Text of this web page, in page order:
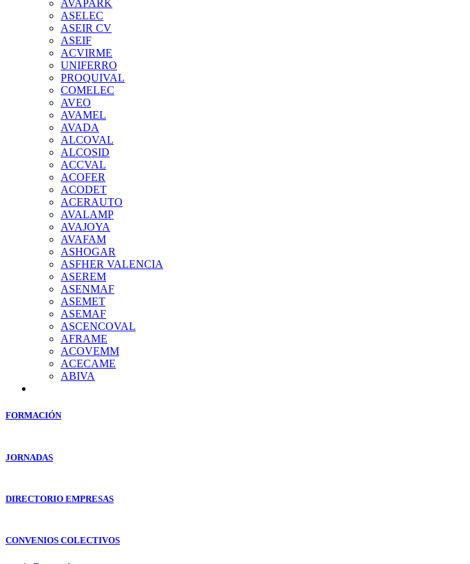
AVAPARK
ASELEC
ASEIR CV
ASEIF
ACVIRME
UNIFERRO
PROQUIVAL
COMELEC
AVEO
AVAMEL
AVADA
ALCOVAL
ALCOSID
ACCVAL
ACOFER
ACODET
ACERAUTO
AVALAMP
AVAJOYA
AVAFAM
ASHOGAR
ASFHER VALENCIA
ASEREM
ASENMAF
ASEMET
ASEMAF
ASCENCOVAL
AFRAME
ACOVEMM
ACECAME
ABIVA
FORMACIÓN
JORNADAS
DIRECTORIO EMPRESAS
CONVENIOS COLECTIVOS